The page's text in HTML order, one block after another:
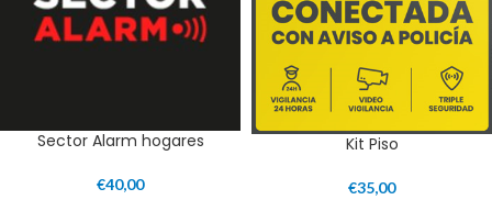
Sector Alarm hogares
€40,00
Kit Piso
€35,00